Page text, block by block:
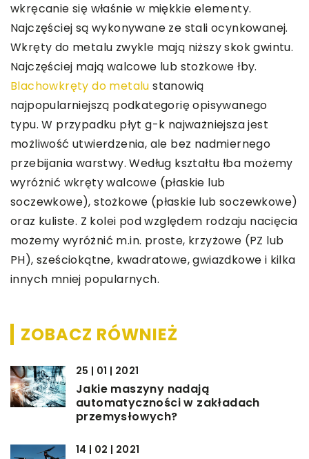
wkręcanie się właśnie w miękkie elementy.
Najczęściej są wykonywane ze stali ocynkowanej.
Wkręty do metalu zwykle mają niższy skok gwintu.
Najczęściej mają walcowe lub stożkowe łby.
Blachowkręty do metalu stanowią
najpopularniejszą podkategorię opisywanego
typu. W przypadku płyt g-k najważniejsza jest
możliwość utwierdzenia, ale bez nadmiernego
przebijania warstwy. Według kształtu łba możemy
wyróżnić wkręty walcowe (płaskie lub
soczewkowe), stożkowe (płaskie lub soczewkowe)
oraz kuliste. Z kolei pod względem rodzaju nacięcia
możemy wyróżnić m.in. proste, krzyżowe (PZ lub
PH), sześciokątne, kwadratowe, gwiazdkowe i kilka
innych mniej popularnych.
ZOBACZ RÓWNIEŻ
25 | 01 | 2021
Jakie maszyny nadają
automatyczności w zakładach
przemysłowych?
14 | 02 | 2021